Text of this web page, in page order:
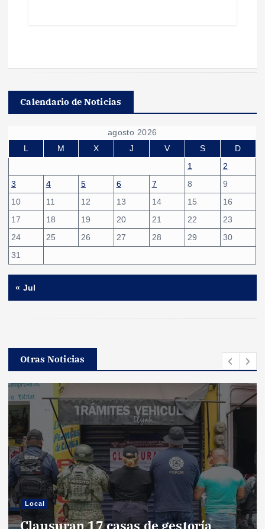
Calendario de Noticias
agosto 2026
L
M X J V S
D
1
2
3
4 5 6 7 8
9
10
11 12 13 14 15
16
17
18 19 20 21 22
23
24
25 26 27 28 29
30
31
« Jul
Otras Noticias
Local
Clausuran 17 casas de gestoría